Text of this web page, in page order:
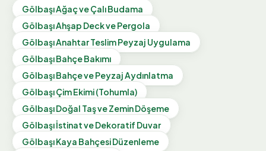
GölbaşıAğaç ve Çalı Budama
GölbaşıAhşap Deck ve Pergola
GölbaşıAnahtar Teslim Peyzaj Uygulama
GölbaşıBahçe Bakımı
GölbaşıBahçe ve Peyzaj Aydınlatma
GölbaşıÇim Ekimi (Tohumla)
GölbaşıDoğal Taş ve Zemin Döşeme
Gölbaşıİstinat ve Dekoratif Duvar
GölbaşıKaya Bahçesi Düzenleme